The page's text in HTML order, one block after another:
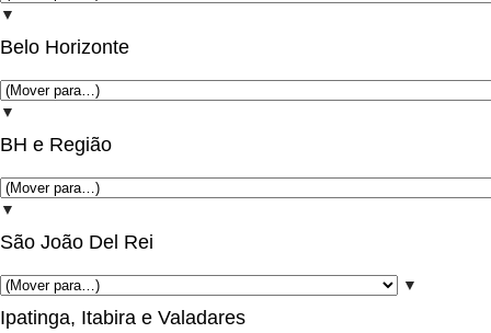
▼
Belo Horizonte
▼
BH e Região
▼
São João Del Rei
▼
Ipatinga, Itabira e Valadares